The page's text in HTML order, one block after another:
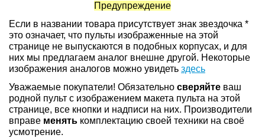
Предупреждение
Если в названии товара присутствует знак звездочка *
это означает, что пульты изображенные на этой
странице не выпускаются в подобных корпусах, и для
них мы предлагаем аналог внешне другой. Некоторые
изображения аналогов можно увидеть здесь
Уважаемые покупатели! Обязательно сверяйте ваш
родной пульт с изображением макета пульта на этой
странице, все кнопки и надписи на них. Производители
вправе менять комплектацию своей техники на своё
усмотрение.